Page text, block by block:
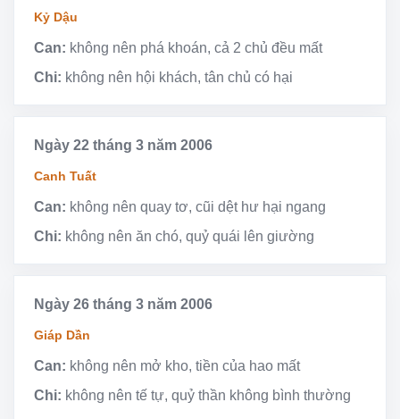
Kỷ Dậu
Can: không nên phá khoán, cả 2 chủ đều mất
Chi: không nên hội khách, tân chủ có hại
Ngày 22 tháng 3 năm 2006
Canh Tuất
Can: không nên quay tơ, cũi dệt hư hại ngang
Chi: không nên ăn chó, quỷ quái lên giường
Ngày 26 tháng 3 năm 2006
Giáp Dần
Can: không nên mở kho, tiền của hao mất
Chi: không nên tế tự, quỷ thần không bình thường